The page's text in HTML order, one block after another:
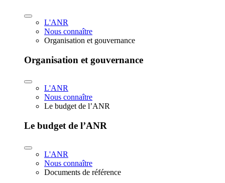
L'ANR
Nous connaître
Organisation et gouvernance
Organisation et gouvernance
L'ANR
Nous connaître
Le budget de l’ANR
Le budget de l’ANR
L'ANR
Nous connaître
Documents de référence